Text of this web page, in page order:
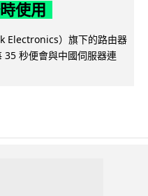
使用
Electronics）旗下的路由器
35 秒便會與中國伺服器連